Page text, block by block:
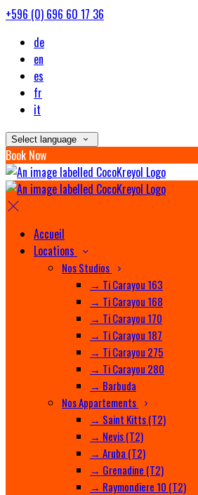
+596 (0) 696 60 17 36
de
en
es
fr
it
Select language
Book Now
Accueil
Locations
Nos Studios
→ Ti Carayou 163
→ Ti Carayou 168
→ Ti Carayou 170
→ Ti Carayou 187
→ Ti Carayou 275
→ Ti Carayou 280
→ Barbuda
Nos Appartements
→ Saint Kitts (T2)
→ Nevis (T2)
→ Aruba (T2)
→ Grenadine (T2)
→ Raymondiere 10 (T2)